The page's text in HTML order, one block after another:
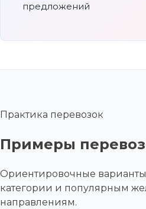
предложений
Практика перевозок
Примеры
Ориентировочные варианты
категории и популярным
направлениям.